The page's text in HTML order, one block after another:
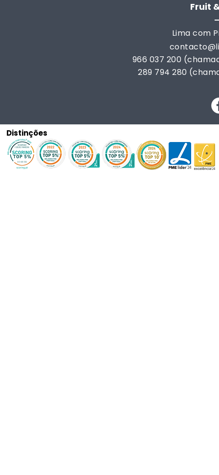
Fruit
Lima com
966 037 200
289 794 280
Distinções